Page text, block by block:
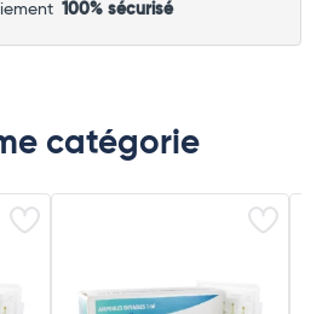
100% sécurisé
catégorie